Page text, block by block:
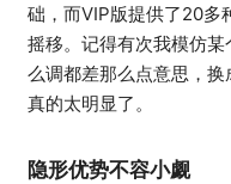
础，而VIP版提供了20多
摇移。记得有次我模仿
么调都差那么点意思，
真的太明显了。
隐形优势不容小觑